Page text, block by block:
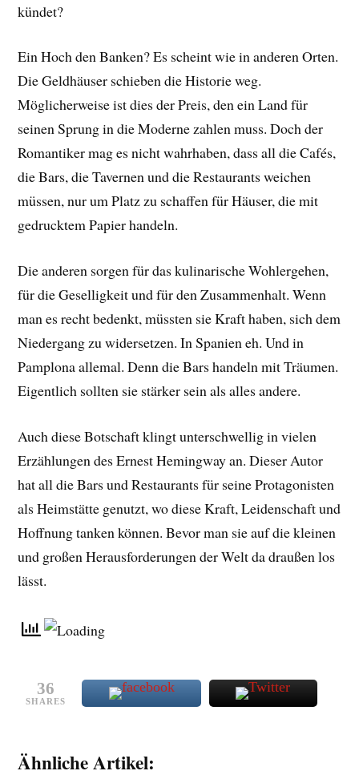
kündet?
Ein Hoch den Banken? Es scheint wie in anderen Orten.
Die Geldhäuser schieben die Historie weg.
Möglicherweise ist dies der Preis, den ein Land für
seinen Sprung in die Moderne zahlen muss. Doch der
Romantiker mag es nicht wahrhaben, dass all die Cafés,
die Bars, die Tavernen und die Restaurants weichen
müssen, nur um Platz zu schaffen für Häuser, die mit
gedrucktem Papier handeln.
Die anderen sorgen für das kulinarische Wohlergehen,
für die Geselligkeit und für den Zusammenhalt. Wenn
man es recht bedenkt, müssten sie Kraft haben, sich dem
Niedergang zu widersetzen. In Spanien eh. Und in
Pamplona allemal. Denn die Bars handeln mit Träumen.
Eigentlich sollten sie stärker sein als alles andere.
Auch diese Botschaft klingt unterschwellig in vielen
Erzählungen des Ernest Hemingway an. Dieser Autor
hat all die Bars und Restaurants für seine Protagonisten
als Heimstätte genutzt, wo diese Kraft, Leidenschaft und
Hoffnung tanken können. Bevor man sie auf die kleinen
und großen Herausforderungen der Welt da draußen los
lässt.
36
SHARES
Ähnliche Artikel: